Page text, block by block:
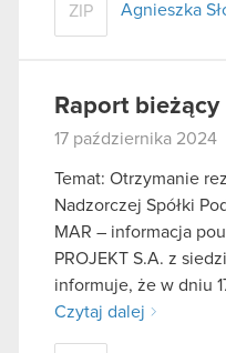
ZIP Agnieszka
Raport
17 października 2024
Temat: Otrzymanie
Nadzorczej Spółki
MAR – informacja
PROJEKT S.A. z
informuje, że w dniu
Czytaj dalej